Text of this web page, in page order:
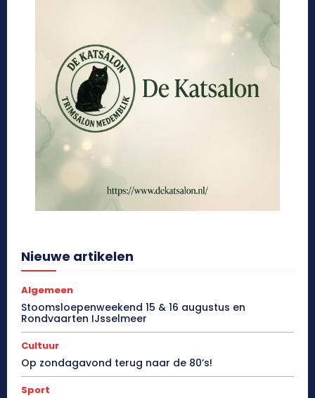
Nieuwe artikelen
Algemeen
Stoomsloepenweekend 15 & 16 augustus en
Rondvaarten IJsselmeer
Cultuur
Op zondagavond terug naar de 80’s!
Sport